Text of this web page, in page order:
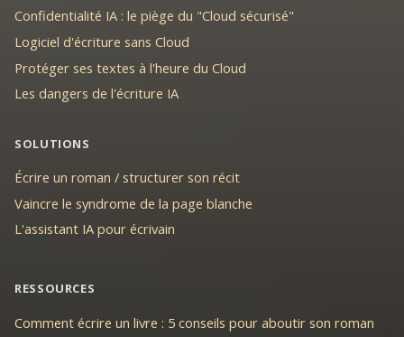
Confidentialité IA : le piège du "Cloud sécurisé"
Logiciel d'écriture sans Cloud
Protéger ses textes à l'heure du Cloud
Les dangers de l'écriture IA
SOLUTIONS
Écrire un roman / structurer son récit
Vaincre le syndrome de la page blanche
L'assistant IA pour écrivain
RESSOURCES
Comment écrire un livre : 5 conseils pour aboutir son roman